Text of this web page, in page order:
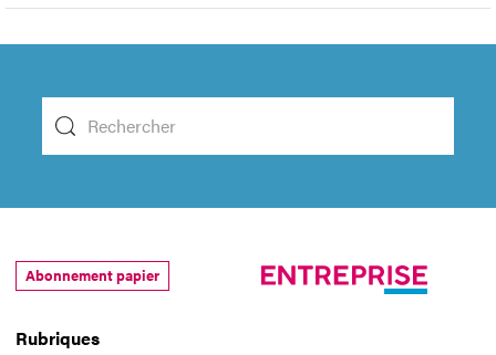
Rubriques
Abonnement papier